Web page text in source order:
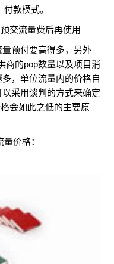
款模式。
交流量费后再使用
预付要高得多，另外
商的pop数量以及项目消
，单位流量内的价格自
采用谈判的方式来确定
会如此之低的主要原
价格：